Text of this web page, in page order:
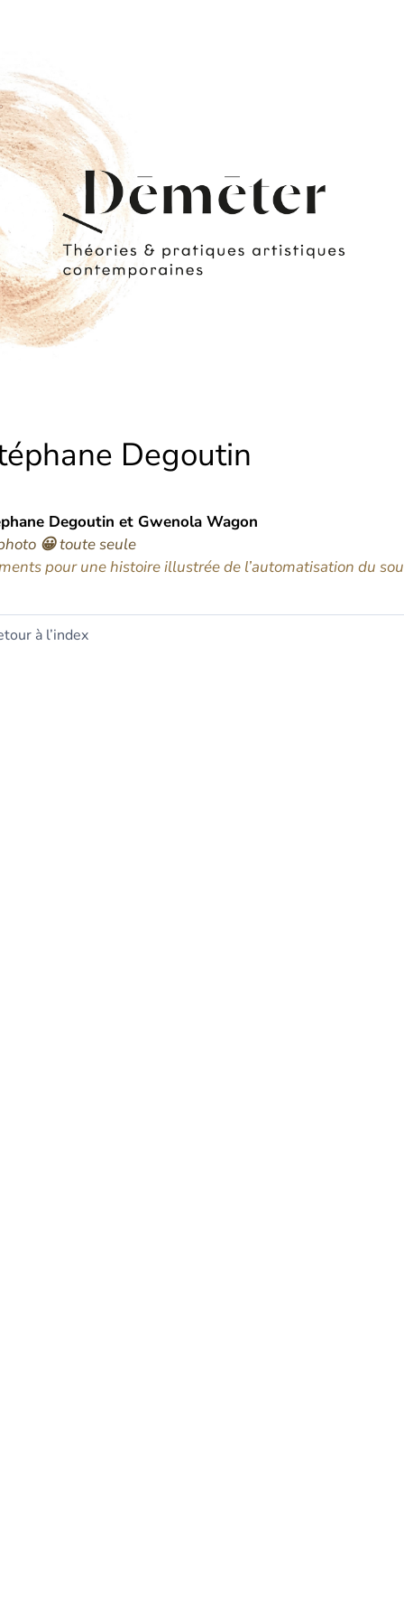
Degoutin
Degoutin et Gwenola Wagon
😀toute seule
pour une histoire illustrée de l’automatisation du
à l’index